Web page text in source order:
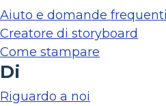
Aiuto e domande frequenti
Creatore di storyboard
Come stampare
Di
Riguardo a noi